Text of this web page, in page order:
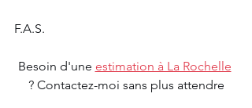
F.A.S.
Besoin d'une estimation à La Rochelle
? Contactez-moi sans plus attendre